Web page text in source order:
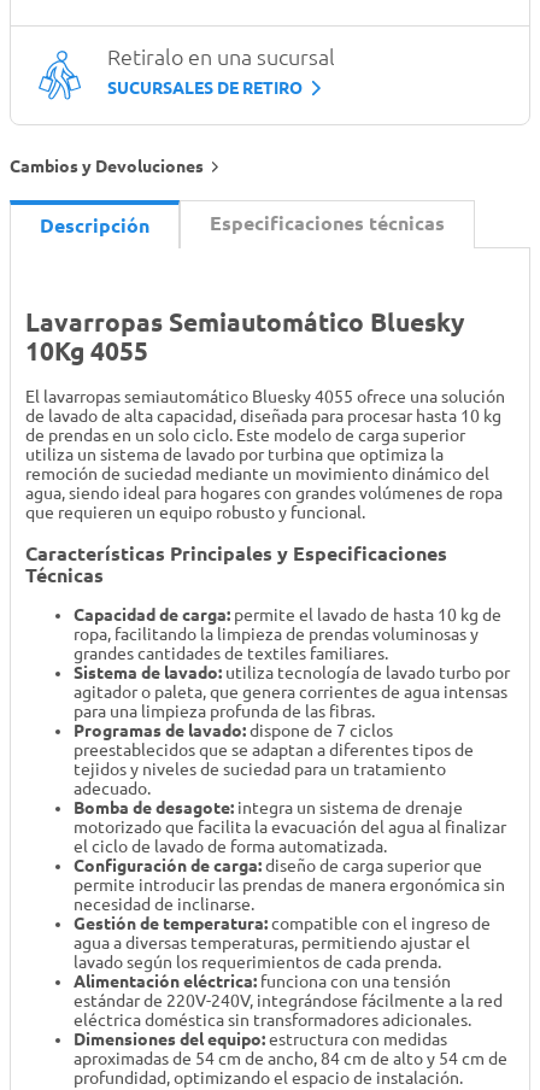
Retiralo en una sucursal
SUCURSALES DE RETIRO
Cambios y Devoluciones
Descripción Especificaciones técnicas
Lavarropas Semiautomático Bluesky
10Kg 4055
El lavarropas semiautomático Bluesky 4055 ofrece una solución
de lavado de alta capacidad, diseñada para procesar hasta 10 kg
de prendas en un solo ciclo. Este modelo de carga superior
utiliza un sistema de lavado por turbina que optimiza la
remoción de suciedad mediante un movimiento dinámico del
agua, siendo ideal para hogares con grandes volúmenes de ropa
que requieren un equipo robusto y funcional.
Características Principales y Especificaciones
Técnicas
Capacidad de carga: permite el lavado de hasta 10 kg de
ropa, facilitando la limpieza de prendas voluminosas y
grandes cantidades de textiles familiares.
Sistema de lavado: utiliza tecnología de lavado turbo por
agitador o paleta, que genera corrientes de agua intensas
para una limpieza profunda de las fibras.
Programas de lavado:dispone de 7 ciclos
preestablecidos que se adaptan a diferentes tipos de
tejidos y niveles de suciedad para un tratamiento
adecuado.
Bomba de desagote: integra un sistema de drenaje
motorizado que facilita la evacuación del agua al finalizar
el ciclo de lavado de forma automatizada.
Configuración de carga:diseño de carga superior que
permite introducir las prendas de manera ergonómica sin
necesidad de inclinarse.
Gestión de temperatura:compatible con el ingreso de
agua a diversas temperaturas, permitiendo ajustar el
lavado según los requerimientos de cada prenda.
Alimentación eléctrica: funciona con una tensión
estándar de 220V-240V, integrándose fácilmente a la red
eléctrica doméstica sin transformadores adicionales.
Dimensiones del equipo:estructura con medidas
aproximadas de 54 cm de ancho, 84 cm de alto y 54 cm de
profundidad, optimizando el espacio de instalación.